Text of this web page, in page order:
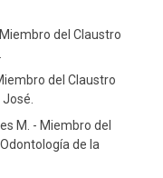
del Claustro
del Claustro
M. - Miembro del
de la